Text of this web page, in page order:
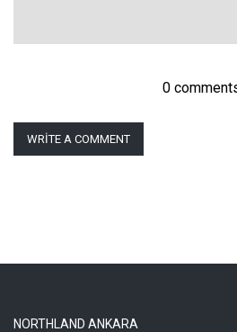
0
WRITE A COMMENT
NORTHLAND ANKARA